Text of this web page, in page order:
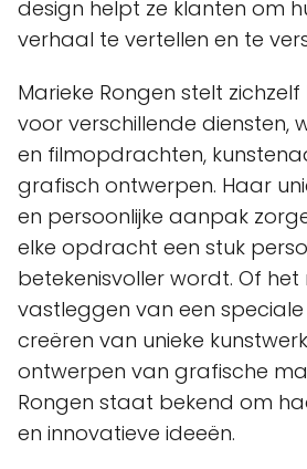
design helpt ze klanten om
verhaal te vertellen en te
Marieke Rongen stelt
voor verschillende
en filmopdrachten,
grafisch ontwerpen. Haar
en persoonlijke aanpak
elke opdracht een stuk
betekenisvoller wordt. Of
vastleggen van een
creëren van unieke
ontwerpen van grafische
Rongen staat bekend om
en innovatieve ideeën.